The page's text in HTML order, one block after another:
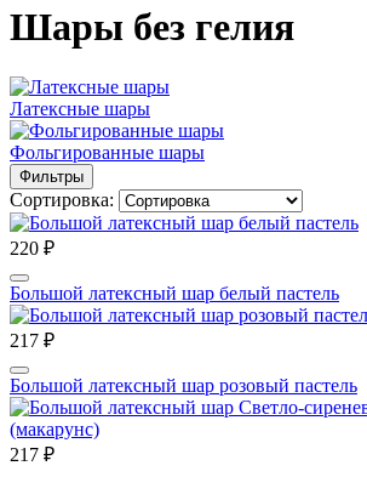
Шары без гелия
Латексные шары
Фольгированные шары
Фильтры
Сортировка:
220 ₽
Большой латексный шар белый пастель
217 ₽
Большой латексный шар розовый пастель
217 ₽